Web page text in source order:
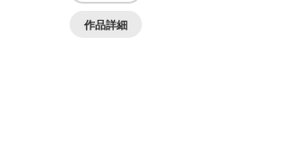
作品詳細